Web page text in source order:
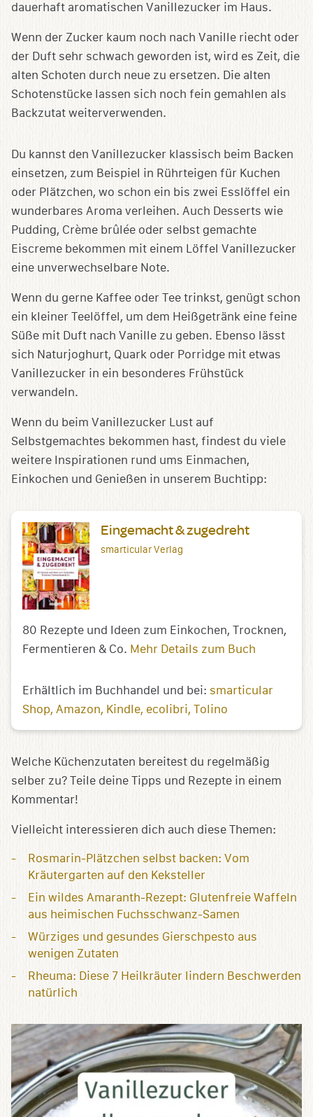
dauerhaft aromatischen Vanillezucker im Haus.
Wenn der Zucker kaum noch nach Vanille riecht oder
der Duft sehr schwach geworden ist, wird es Zeit, die
alten Schoten durch neue zu ersetzen. Die alten
Schotenstücke lassen sich noch fein gemahlen als
Backzutat weiterverwenden.
Du kannst den Vanillezucker klassisch beim Backen
einsetzen, zum Beispiel in Rührteigen für Kuchen
oder Plätzchen, wo schon ein bis zwei Esslöffel ein
wunderbares Aroma verleihen. Auch Desserts wie
Pudding, Crème brûlée oder selbst gemachte
Eiscreme bekommen mit einem Löffel Vanillezucker
eine unverwechselbare Note.
Wenn du gerne Kaffee oder Tee trinkst, genügt schon
ein kleiner Teelöffel, um dem Heißgetränk eine feine
Süße mit Duft nach Vanille zu geben. Ebenso lässt
sich Naturjoghurt, Quark oder Porridge mit etwas
Vanillezucker in ein besonderes Frühstück
verwandeln.
Wenn du beim Vanillezucker Lust auf
Selbstgemachtes bekommen hast, findest du viele
weitere Inspirationen rund ums Einmachen,
Einkochen und Genießen in unserem Buchtipp:
Eingemacht & zugedreht
smarticular Verlag
80 Rezepte und Ideen zum Einkochen, Trocknen,
Fermentieren & Co. Mehr Details zum Buch
Erhältlich im Buchhandel und bei: smarticular
Shop Amazon Kindle ecolibri Tolino
Welche Küchenzutaten bereitest du regelmäßig
selber zu? Teile deine Tipps und Rezepte in einem
Kommentar!
Vielleicht interessieren dich auch diese Themen:
Rosmarin-Plätzchen selbst backen: Vom
Kräutergarten auf den Keksteller
Ein wildes Amaranth-Rezept: Glutenfreie Waffeln
aus heimischen Fuchsschwanz-Samen
Würziges und gesundes Gierschpesto aus
wenigen Zutaten
Rheuma: Diese 7 Heilkräuter lindern Beschwerden
natürlich